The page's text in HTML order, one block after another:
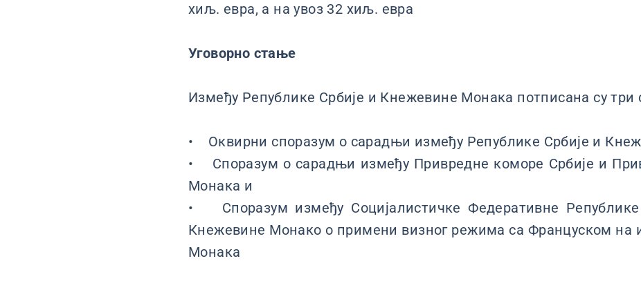
хиљ. евра, а на увоз 32 хиљ. евра
Уговорно стање
Између Републике Србије и Кнежевине Монака потписана су три
• Оквирни споразум о сарадњи између Републике Србије и
• Споразум о сарадњи између Привредне коморе Србије и
Монака и
• Споразум између Социјалистичке Федеративне Републике
Кнежевине Монако о примени визног режима са Француском на
Монака